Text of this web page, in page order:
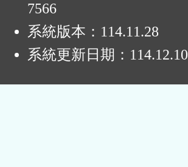
7566
系統版本： 114.11.28
系統更新日期： 114.12.10